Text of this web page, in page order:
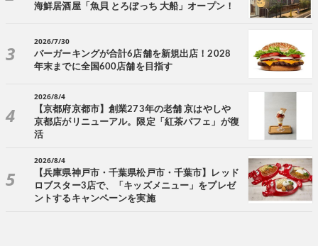
海鮮居酒屋「魚貝 とろぼっち 大船」オープン！
2026/7/30
バーガーキングが合計6店舗を新規出店！2028
年末までに全国600店舗を目指す
2026/8/4
【京都府京都市】創業273年の老舗 京はやしや
京都店がリニューアル。限定「紅茶パフェ」が復
活
2026/8/4
【兵庫県神戸市・千葉県松戸市・千葉市】レッド
ロブスター3店で、「キッズメニュー」をプレゼ
ントするキャンペーンを実施